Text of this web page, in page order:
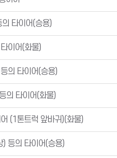
타이어(승용)
이어(화물)
의 타이어(승용)
의 타이어(화물)
(1톤트럭 앞바귀)(화물)
등의 타이어(승용)